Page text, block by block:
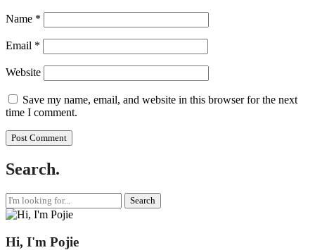
Name *
Email *
Website
Save my name, email, and website in this browser for the next
time I comment.
Search.
Search
for:
Hi, I'm Pojie